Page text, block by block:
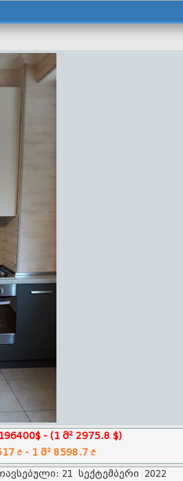
- (1 მ² 2975.8 $)
L- 1 მ² 8598.7 L
21 სექტემბერი 2022